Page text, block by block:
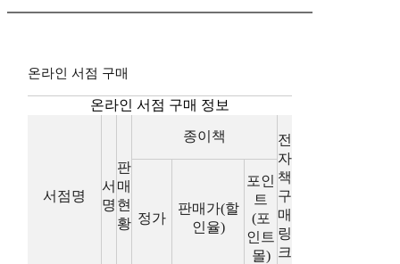
온라인 서점 구매
온라인 서점 구매 정보
서점명
서
명
판
매
현
황
종이책
전
자
책
구
매
링
크
정가
판매가(할
인율)
포인
트
(포
인트
몰)